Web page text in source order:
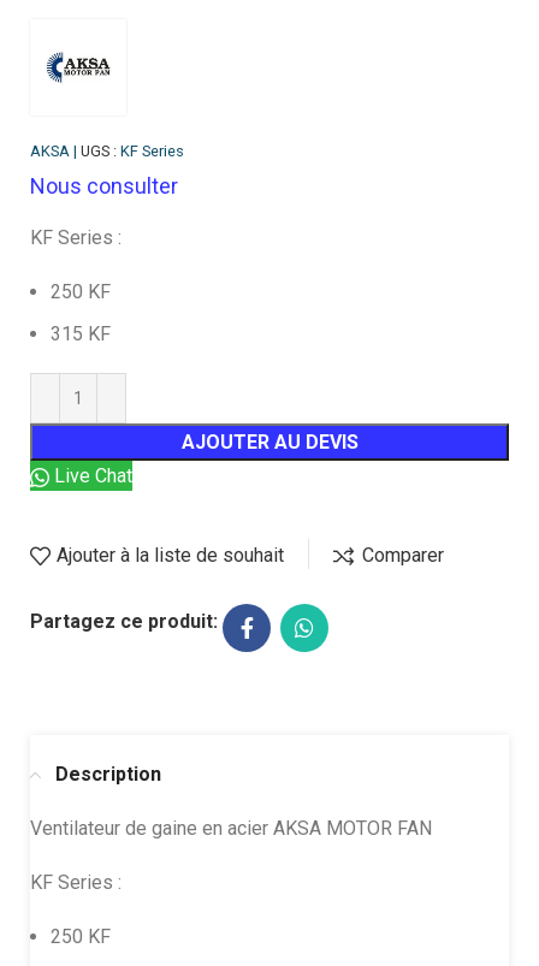
AKSA | UGS : KF Series
Nous consulter
KF Series :
250 KF
315 KF
AJOUTER AU DEVIS
Live Chat
Ajouter à la liste de souhait Comparer
Partagez ce produit:
Description
Ventilateur de gaine en acier AKSA MOTOR FAN
KF Series :
250 KF